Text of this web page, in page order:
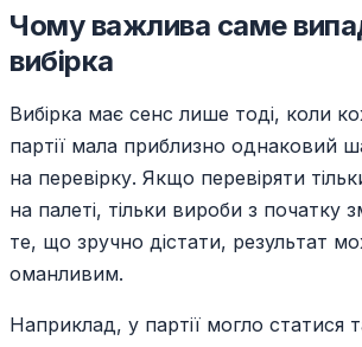
Чому важлива саме
вибірка
Вибірка має сенс лише тоді, коли
партії мала приблизно однаковий
на перевірку. Якщо перевіряти
на палеті, тільки вироби з початку
те, що зручно дістати, результат
оманливим.
Наприклад, у партії могло статися